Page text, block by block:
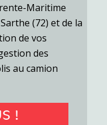
Maritime
(72) et de la
de vos
des
au camion
!